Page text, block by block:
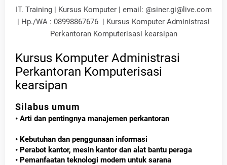
IT. Training | Kursus Komputer | email: @siner.gi@live.com
| Hp./WA : 08998867676 | Kursus Komputer Administrasi
Perkantoran Komputerisasi kearsipan
Kursus Komputer Administrasi
Perkantoran Komputerisasi
kearsipan
Silabus umum
• Arti dan pentingnya manajemen perkantoran
• Kebutuhan dan penggunaan informasi
• Perabot kantor, mesin kantor dan alat bantu peraga
• Pemanfaatan teknologi modern untuk sarana